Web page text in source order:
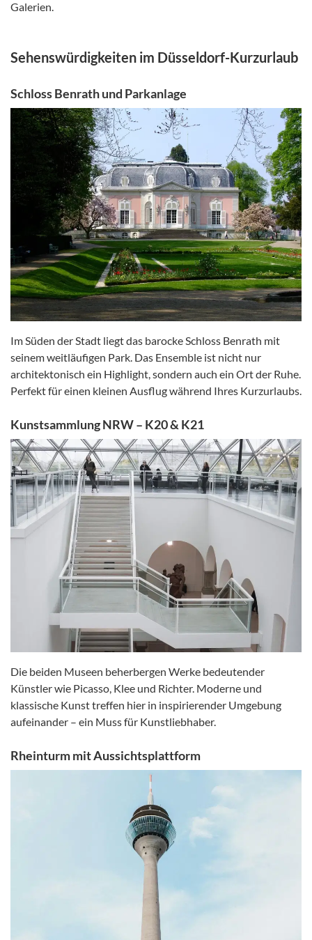
Galerien.
Sehenswürdigkeiten im Düsseldorf-Kurzurlaub
Schloss Benrath und Parkanlage
Im Süden der Stadt liegt das barocke Schloss Benrath mit
seinem weitläufigen Park. Das Ensemble ist nicht nur
architektonisch ein Highlight, sondern auch ein Ort der Ruhe.
Perfekt für einen kleinen Ausflug während Ihres Kurzurlaubs.
Kunstsammlung NRW – K20 & K21
Die beiden Museen beherbergen Werke bedeutender
Künstler wie Picasso, Klee und Richter. Moderne und
klassische Kunst treffen hier in inspirierender Umgebung
aufeinander – ein Muss für Kunstliebhaber.
Rheinturm mit Aussichtsplattform